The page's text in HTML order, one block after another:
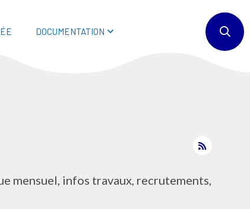
DOCUMENTATION
mensuel, infos travaux, recrutements,